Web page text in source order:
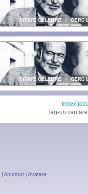
Index
Tag-uri
| Anunturi | Avatare